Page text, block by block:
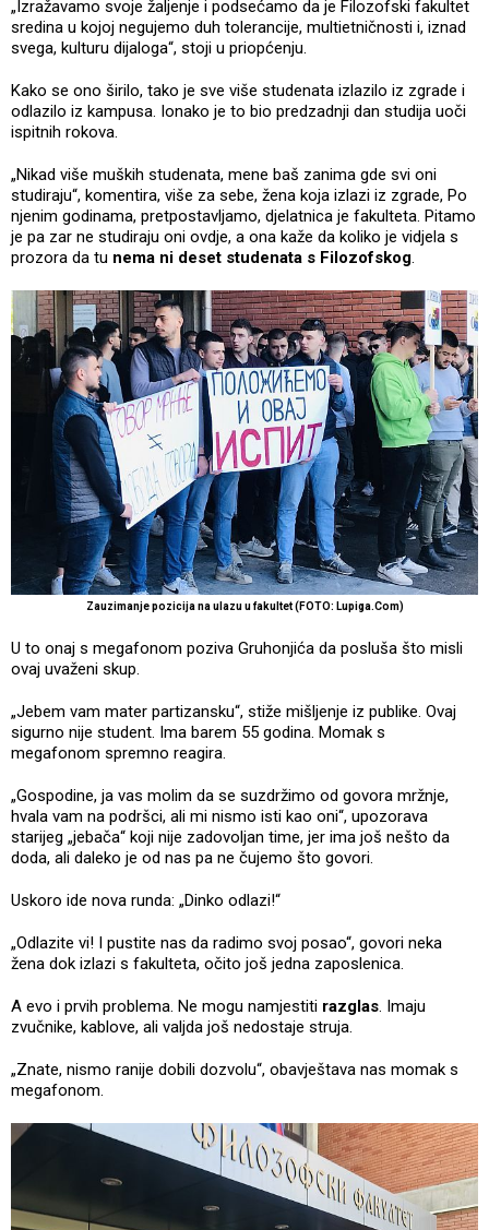
„Izražavamo svoje žaljenje i podsećamo da je Filozofski fakultet
sredina u kojoj negujemo duh tolerancije, multietničnosti i, iznad
svega, kulturu dijaloga“, stoji u priopćenju.
Kako se ono širilo, tako je sve više studenata izlazilo iz zgrade i
odlazilo iz kampusa. Ionako je to bio predzadnji dan studija uoči
ispitnih rokova.
„Nikad više muških studenata, mene baš zanima gde svi oni
studiraju“, komentira, više za sebe, žena koja izlazi iz zgrade, Po
njenim godinama, pretpostavljamo, djelatnica je fakulteta. Pitamo
je pa zar ne studiraju oni ovdje, a ona kaže da koliko je vidjela s
prozora da tu nema ni deset studenata s Filozofskog.
Zauzimanje pozicija na ulazu u fakultet (FOTO: Lupiga.Com)
U to onaj s megafonom poziva Gruhonjića da posluša što misli
ovaj uvaženi skup.
„Jebem vam mater partizansku“, stiže mišljenje iz publike. Ovaj
sigurno nije student. Ima barem 55 godina. Momak s
megafonom spremno reagira.
„Gospodine, ja vas molim da se suzdržimo od govora mržnje,
hvala vam na podršci, ali mi nismo isti kao oni“, upozorava
starijeg „jebača“ koji nije zadovoljan time, jer ima još nešto da
doda, ali daleko je od nas pa ne čujemo što govori.
Uskoro ide nova runda: „Dinko odlazi!“
„Odlazite vi! I pustite nas da radimo svoj posao“, govori neka
žena dok izlazi s fakulteta, očito još jedna zaposlenica.
A evo i prvih problema. Ne mogu namjestiti razglas. Imaju
zvučnike, kablove, ali valjda još nedostaje struja.
„Znate, nismo ranije dobili dozvolu“, obavještava nas momak s
megafonom.